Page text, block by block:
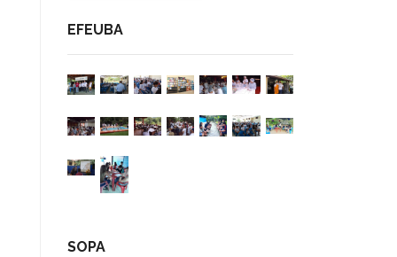
EFEUBA
SOPA